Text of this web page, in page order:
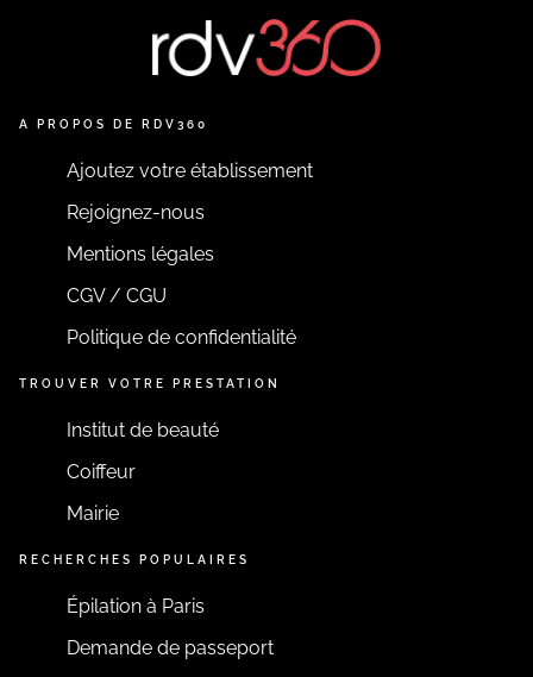
A PROPOS DE RDV360
Ajoutez votre établissement
Rejoignez-nous
Mentions légales
CGV / CGU
Politique de confidentialité
TROUVER VOTRE PRESTATION
Institut de beauté
Coiffeur
Mairie
RECHERCHES POPULAIRES
Épilation à Paris
Demande de passeport